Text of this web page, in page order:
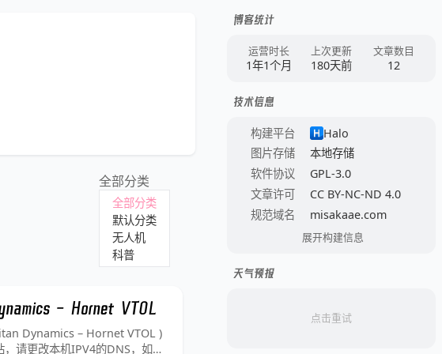
全部分类
全部分类
默认分类
无人机
科普
– Hornet VTOL
Dynamics – Hornet VTOL )
请更改本机IPV4的DNS，如阿
博客统计
运营时长
1年1个月
上次更新
180天前
文章数目
12
技术信息
构建平台
Halo
图片存储
本地存储
软件协议
GPL-3.0
文章许可
CC BY-NC-ND 4.0
规范域名
misakaae.com
展开构建信息
天气预报
点击重试